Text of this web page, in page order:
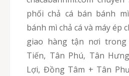
phối chả cá bán bánh
bánh mì chả cá và máy ép
giao hàng tận nơi
Tiến, Tân Phú, Tân
Lợi, Đồng Tâm + Tân